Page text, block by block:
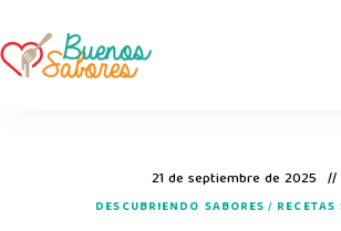
21 de septiembre de 2025
DESCUBRIENDO SABORES /